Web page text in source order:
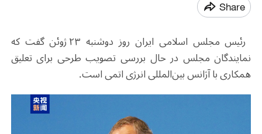
Share
رئیس مجلس اسلامی ایران روز دوشنبه ۲۳ ژوئن گفت که
نمایندگان مجلس در حال بررسی تصویب طرحی برای تعلیق
همکاری با آژانس بین‌المللی انرژی اتمی است.